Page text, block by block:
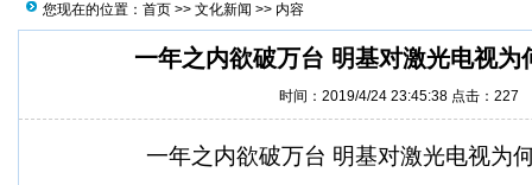
您现在的位置： 首页 >> 文化新闻 >> 内容
一年之内欲破万台 明基对激光电视为
时间：2019/4/24 23:45:38 点击： 227
一年之内欲破万台 明基对激光电视为